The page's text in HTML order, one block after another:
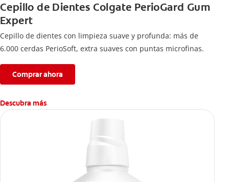
Cepillo de Dientes Colgate PerioGard Gum
Expert
Cepillo de dientes con limpieza suave y profunda: más de
6.000 cerdas PerioSoft, extra suaves con puntas microfinas.
Comprar ahora
Descubra más